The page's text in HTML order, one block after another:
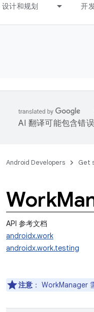
设计和规划 开
AI 翻译可能包含错误
Android Developers Get
Work
API 参考文档
androidx.work
androidx.work.testing
注意 ： WorkManager